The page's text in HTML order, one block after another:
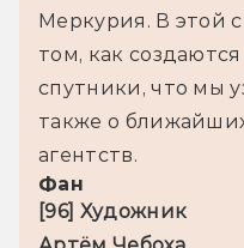
Меркурия. В этой
том, как
спутники, что мы
также о
агентств.
Фан